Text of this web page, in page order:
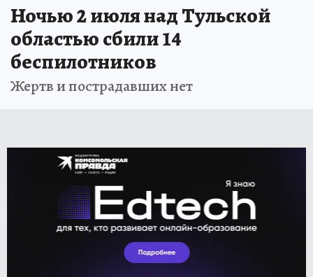
Ночью 2 июля над Тульской
областью сбили 14
беспилотников
Жертв и пострадавших нет